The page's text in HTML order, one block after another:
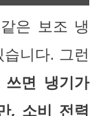
은 보조 냉
니다. 그런
면 냉기가
, 소비 전력